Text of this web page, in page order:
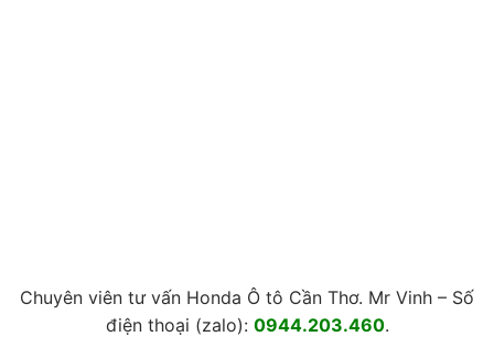
Chuyên viên tư vấn Honda Ô tô Cần Thơ. Mr Vinh – Số
điện thoại (zalo): 0944.203.460.